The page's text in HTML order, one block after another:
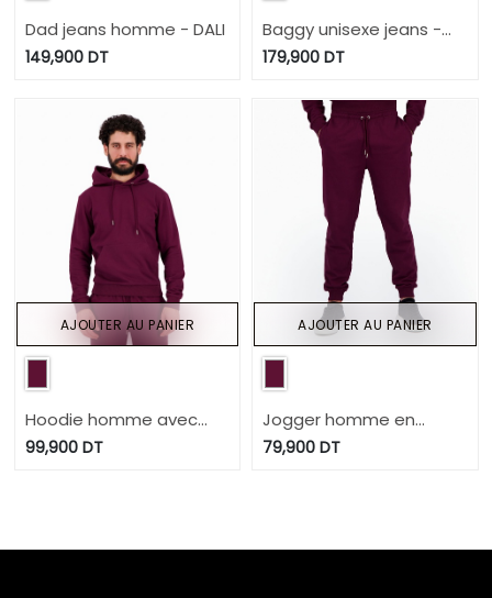
Dad jeans homme - DALI
149,900DT
Baggy unisexe jeans -
BASSYM
179,900 DT
Hoodie homme avec
broderie
99,900DT
AJOUTER AU PANIER
Jogger homme en
molleton
79,900 DT
AJOUTER AU PANIER